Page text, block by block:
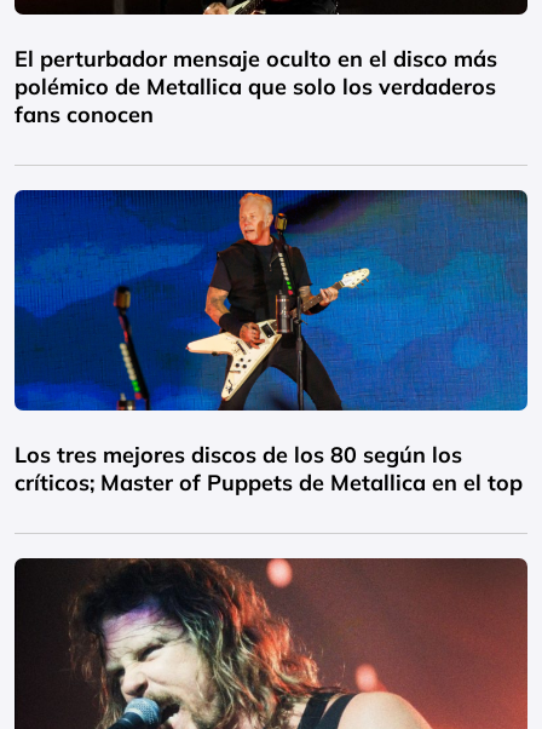
El perturbador mensaje oculto en el disco más
polémico de Metallica que solo los verdaderos
fans conocen
Los tres mejores discos de los 80 según los
críticos; Master of Puppets de Metallica en el top